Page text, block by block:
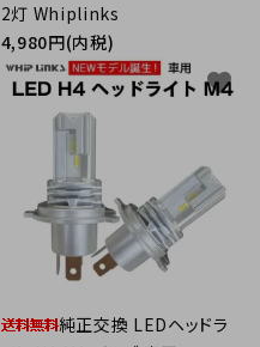
2灯 Whiplinks
4,980円(内税)
純正交換 LEDヘッドラ
favorite